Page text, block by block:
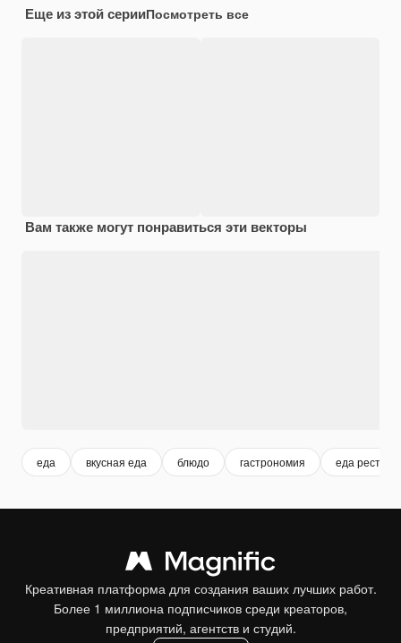
Еще из этой серииПосмотреть все
Вам также могут понравиться эти векторы
еда вкусная еда блюдо гастрономия еда
Креативная платформа для создания ваших лучших работ.
Более 1 миллиона подписчиков среди креаторов,
предприятий, агентств и студий.